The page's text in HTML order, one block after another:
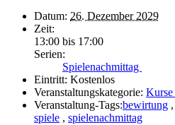
Datum: 26. Dezember 2029
Zeit:
13:00 bis 17:00
Serien:
Spielenachmittag
Eintritt: Kostenlos
Veranstaltungskategorie: Kurse
Veranstaltung-Tags:bewirtung ,
spiele , spielenachmittag